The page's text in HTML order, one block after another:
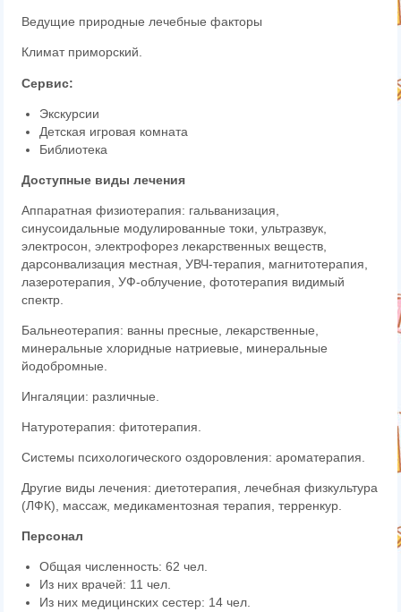
Ведущие природные лечебные факторы
Климат приморский.
Сервис:
Экскурсии
Детская игровая комната
Библиотека
Доступные виды лечения
Аппаратная физиотерапия: гальванизация,
синусоидальные модулированные токи, ультразвук,
электросон, электрофорез лекарственных веществ,
дарсонвализация местная, УВЧ-терапия, магнитотерапия,
лазеротерапия, УФ-облучение, фототерапия видимый
спектр.
Бальнеотерапия: ванны пресные, лекарственные,
минеральные хлоридные натриевые, минеральные
йодобромные.
Ингаляции: различные.
Натуротерапия: фитотерапия.
Системы психологического оздоровления: ароматерапия.
Другие виды лечения: диетотерапия, лечебная физкультура
(ЛФК), массаж, медикаментозная терапия, терренкур.
Персонал
Общая численность: 62 чел.
Из них врачей: 11 чел.
Из них медицинских сестер: 14 чел.